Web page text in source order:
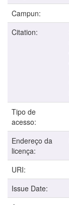
Campun:
Citation:
Tipo de
acesso:
Endereço da
licença:
URI:
Issue Date: